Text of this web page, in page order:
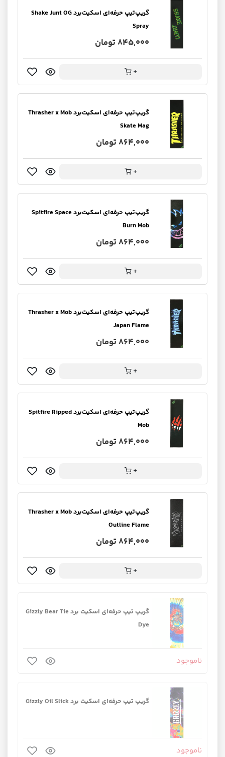
گریپ‌تیپ حرفه‌ای اسکیت‌برد Shake Junt OG
Spray
845,000 تومان
+
گریپ‌تیپ حرفه‌ای اسکیت‌برد Thrasher x Mob
Skate Mag
864,000 تومان
+
گریپ‌تیپ حرفه‌ای اسکیت‌برد Spitfire Space
Burn Mob
864,000 تومان
+
گریپ‌تیپ حرفه‌ای اسکیت‌برد Thrasher x Mob
Japan Flame
864,000 تومان
+
گریپ‌تیپ حرفه‌ای اسکیت‌برد Spitfire Ripped
Mob
864,000 تومان
+
گریپ‌تیپ حرفه‌ای اسکیت‌برد Thrasher x Mob
Outline Flame
864,000 تومان
+
گریپ تیپ حرفه‌ای اسکیت برد Gizzly Bear Tie
Dye
ناموجود
گریپ تیپ حرفه‌ای اسکیت برد Gizzly Oil Slick
ناموجود